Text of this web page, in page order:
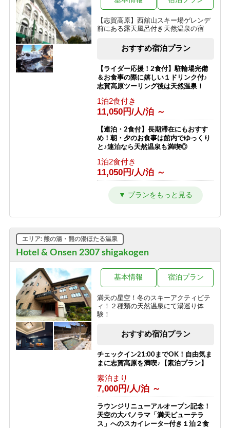
リフト券無料♪
1泊2食付き
17,763円/人/泊 ～
【南館】【室料】連泊プラン / 焼額山
券無料♪
素泊まり
【南館】【朝食付】連泊プラン / 焼額
山スキー場が目の前！小学生までリフ
ト券無料♪
朝食のみ
【南館】【夕朝食付】連泊プラン / 焼
額山スキー場が目の前！小学生までリ
フト券無料♪
16,792円/人/泊 ～
【西館】【室料】バリューレート / 焼
額山スキー場が目の前！小学生までリ
フト券無料♪
8,166円/人/泊 ～
【西館】【朝食付】バリューレート /
焼額山スキー場が目の前！小学生まで
リフト券無料♪
11,466円/人/泊 ～
【西館】【夕朝食付】バリューレート/
焼額山スキー場が目の前！小学生まで
1泊2食付き
17,866円/人/泊 ～
【西館】【室料】連泊プラン / 焼額山
スキー場が目の前！小学生までリフト
夕食のみ
10,500円/人/泊 ～
（夏）【素泊まり】星空の下でリフレ
ッシュ！青葉が美しい高原で過ごす気
ままな休日
素泊まり
9,000円/人/泊 ～
イル参加者限定プラン！お食事はオプ
ションで選択可能！
素泊まり
8,500円/人/泊 ～
【志賀高原】西舘山スキー場ゲレンデ
前にある露天風呂付き天然温泉の宿
おすすめ宿泊プラン
【ライダー応援！2食付】駐輪場完備
＆お食事の際に嬉しい１ドリンク付♪
志賀高原ツーリング後は天然温泉！
1泊2食付き
11,050円/人/泊 ～
【連泊・2食付】長期滞在にもおすす
め！朝・夕のお食事は館内でゆっくり
と♪連泊なら天然温泉も満喫◎
1泊2食付き
11,050円/人/泊 ～
【2食付】お食事はゆっくり館内でお
楽しみ頂けるスタンダード2食！北ア
12,050円/人/泊 ～
【夕食付】早朝に出発される方はこち
ら！北アルプスを望む露天風呂付き♪
夕食のみ・朝食無しプラン！
夕食のみ
9,050円/人/泊 ～
【朝食付】ご到着が遅いご予約にもお
すすめ！北アルプスを望む露天風呂付
8,050円/人/泊 ～
給湯、その他サービスなしの割り切り
プラン◎
素泊まり
4,000円/人/泊 ～
Hotel & Onsen 2307 shigakogen
エリア: 熊の湯・熊の湯ほたる温泉
満天の星空！冬のスキーアクティビテ
ィ！２種類の天然温泉にて湯巡り体
験！
基本情報 宿泊プラン
おすすめ宿泊プラン
チェックイン21:00までOK！自由気ま
まに志賀高原を満喫♪【素泊プラン】
素泊まり
7,000円/人/泊 ～
ラウンジリニューアルオープン記念！
天空の大パノラマ「満天ビューテラ
ス」へのスカイレータ―付き１泊２食